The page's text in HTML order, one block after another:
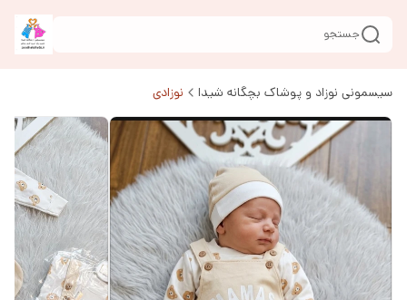
جستجو
سیسمونی نوزاد و پوشاک بچگانه شیدا نوزادی